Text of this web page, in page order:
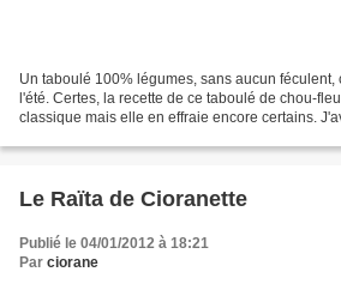
Un taboulé 100% légumes, sans aucun féculent,
l'été. Certes, la recette de ce taboulé de chou-
classique mais elle en effraie encore certains.
Le Raïta de Cioranette
Publié le 04/01/2012 à 18:21
Par ciorane